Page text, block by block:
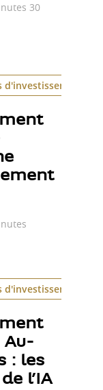
30
d'investissement
d'investissement
Au-
: les
l’IA